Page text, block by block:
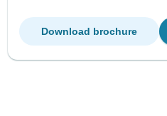
Download brochure